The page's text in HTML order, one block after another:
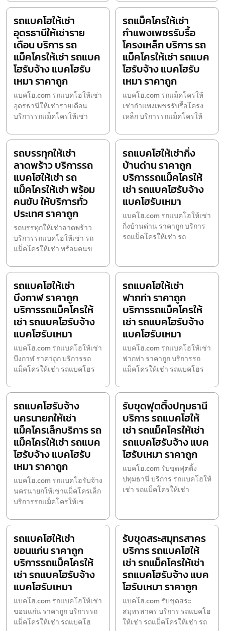
รถแบคโฮให้เช่า
อุดรธานีให้เช่าราย
เดือน บริการ รถ
แม็คโครให้เช่า รถแบค
โฮรับจ้าง แบคโฮรับ
เหมา ราคาถูก
แบคโฮ.com รถแบคโฮให้เช่า
อุดรธานีให้เช่ารายเดือน
บริการรถแม็คโครให้เช่า
รถแม็คโครให้เช่า
กำแพงเพชรรับรื้อ
โครงเหล็ก บริการ รถ
แม็คโครให้เช่า รถแบค
โฮรับจ้าง แบคโฮรับ
เหมา ราคาถูก
แบคโฮ.com รถแม็คโครให้
เช่ากำแพงเพชรรับรื้อโครง
เหล็ก บริการรถแม็คโครให้
รถบรรทุกให้เช่า
ลาดพร้าว บริการรถ
แบคโฮให้เช่า รถ
แม็คโครให้เช่า พร้อม
คนขับ ให้บริการทั่ว
ประเทศ ราคาถูก
รถบรรทุกให้เช่าลาดพร้าว
บริการรถแบคโฮให้เช่า รถ
แม็คโครให้เช่า พร้อมคนข
รถแบคโฮให้เช่ากิ่ง
บ้านด่าน ราคาถูก
บริการรถแม็คโครให้
เช่า รถแบคโฮรับจ้าง
แบคโฮรับเหมา
แบคโฮ.com รถแบคโฮให้เช่า
กิ่งบ้านด่าน ราคาถูก บริการ
รถแม็คโครให้เช่า รถ
รถแบคโฮให้เช่า
บึงกาฬ ราคาถูก
บริการรถแม็คโครให้
เช่า รถแบคโฮรับจ้าง
แบคโฮรับเหมา
แบคโฮ.com รถแบคโฮให้เช่า
บึงกาฬ ราคาถูก บริการรถ
แม็คโครให้เช่า รถแบคโฮร
รถแบคโฮให้เช่า
ฟากท่า ราคาถูก
บริการรถแม็คโครให้
เช่า รถแบคโฮรับจ้าง
แบคโฮรับเหมา
แบคโฮ.com รถแบคโฮให้เช่า
ฟากท่า ราคาถูก บริการรถ
แม็คโครให้เช่า รถแบคโฮร
รถแบคโฮรับจ้าง
นครนายกให้เช่า
แม็คโครเล็กบริการ รถ
แม็คโครให้เช่า รถแบค
โฮรับจ้าง แบคโฮรับ
เหมา ราคาถูก
แบคโฮ.com รถแบคโฮรับจ้าง
นครนายกให้เช่าแม็คโครเล็ก
บริการรถแม็คโครให้เช
รับขุดฟุตติ้งปทุมธานี
บริการ รถแบคโฮให้
เช่า รถแม็คโครให้เช่า
รถแบคโฮรับจ้าง แบค
โฮรับเหมา ราคาถูก
แบคโฮ.com รับขุดฟุตติ้ง
ปทุมธานี บริการ รถแบคโฮให้
เช่า รถแม็คโครให้เช่า
รถแบคโฮให้เช่า
ขอนแก่น ราคาถูก
บริการรถแม็คโครให้
เช่า รถแบคโฮรับจ้าง
แบคโฮรับเหมา
แบคโฮ.com รถแบคโฮให้เช่า
ขอนแก่น ราคาถูก บริการรถ
แม็คโครให้เช่า รถแบคโฮ
รับขุดสระสมุทรสาคร
บริการ รถแบคโฮให้
เช่า รถแม็คโครให้เช่า
รถแบคโฮรับจ้าง แบค
โฮรับเหมา ราคาถูก
แบคโฮ.com รับขุดสระ
สมุทรสาคร บริการ รถแบคโฮ
ให้เช่า รถแม็คโครให้เช่า รถ